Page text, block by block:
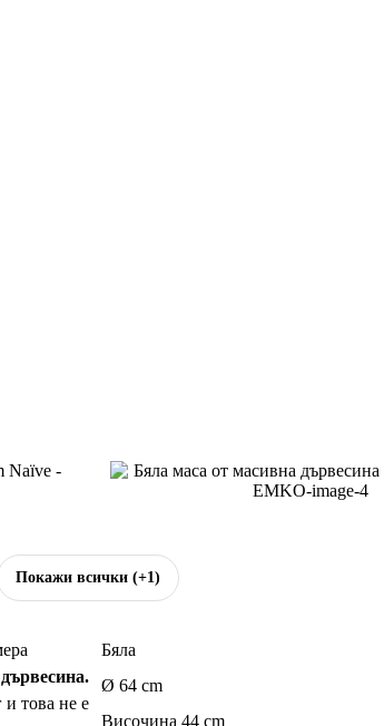
Покажи всички (+1)
това не е
Бяла
Ø 64 cm
Височина 44 cm